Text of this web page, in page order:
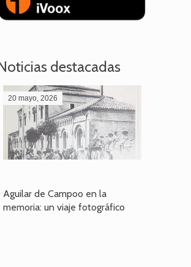
destacadas
20 mayo, 2026
Aguilar de Campoo en la
memoria: un viaje fotográfico